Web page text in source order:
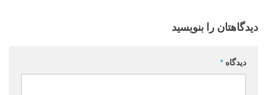
دیدگاهتان را بنویسید
دیدگاه *